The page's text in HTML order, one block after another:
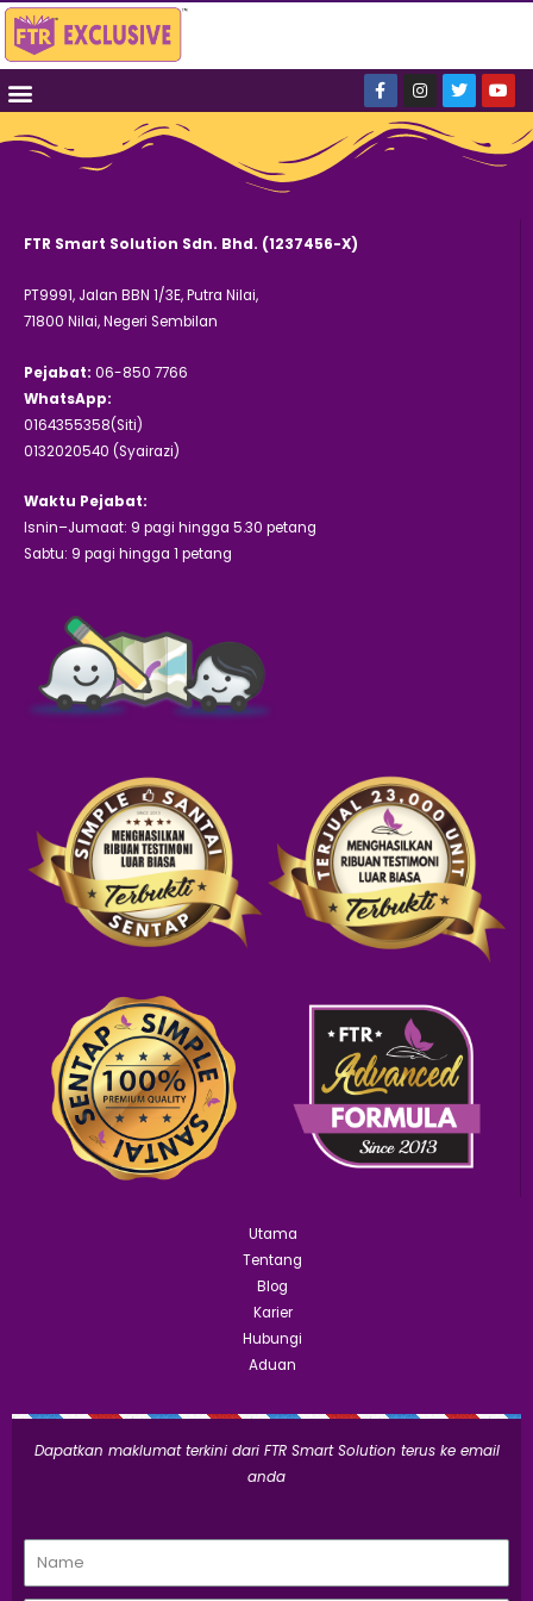
FTR Smart Solution Sdn. Bhd. (1237456-X)
PT9991, Jalan BBN 1/3E, Putra Nilai,
71800 Nilai, Negeri Sembilan
Pejabat: 06-850 7766
WhatsApp:
0164355358(Siti)
0132020540 (Syairazi)
Waktu Pejabat:
Isnin–Jumaat: 9 pagi hingga 5.30 petang
Sabtu: 9 pagi hingga 1 petang
Utama
Tentang
Blog
Karier
Hubungi
Aduan
Dapatkan maklumat terkini dari FTR Smart Solution terus ke email
anda